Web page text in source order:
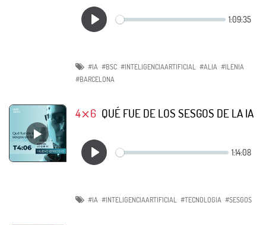
#IA #BSC #INTELIGENCIAARTIFICIAL #ALIA #ILENIA
#BARCELONA
4⨯6 QUÉ FUE DE LOS SESGOS DE LA IA
#IA #INTELIGENCIAARTIFICIAL #TECNOLOGIA #SESGOS